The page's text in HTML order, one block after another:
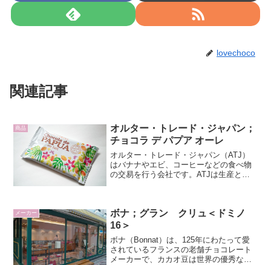
lovechoco
関連記事
商品
オルター・トレード・ジャパン；
チョコラ デ パプア オーレ
オルター・トレード・ジャパン（ATJ）
はバナナやエビ、コーヒーなどの食べ物
の交易を行う会社です。ATJは生産と消
や産直団体、市民団体...
メーカー
ボナ；グラン クリュ＜ドミノ
16＞
ボナ（Bonnat）は、125年にわたって愛
されているフランスの老舗チョコレート
メーカーで、カカオ豆は世界の優秀な契